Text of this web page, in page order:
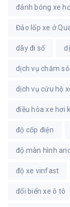
đánh bóng xe
Đảo lốp xe ở
dây đi số
dịch vụ chăm
dịch vụ cứu hộ
điều hòa xe hơi
độ cốp điện
độ màn hình
độ xe vinfast
đổi biển xe ô tô